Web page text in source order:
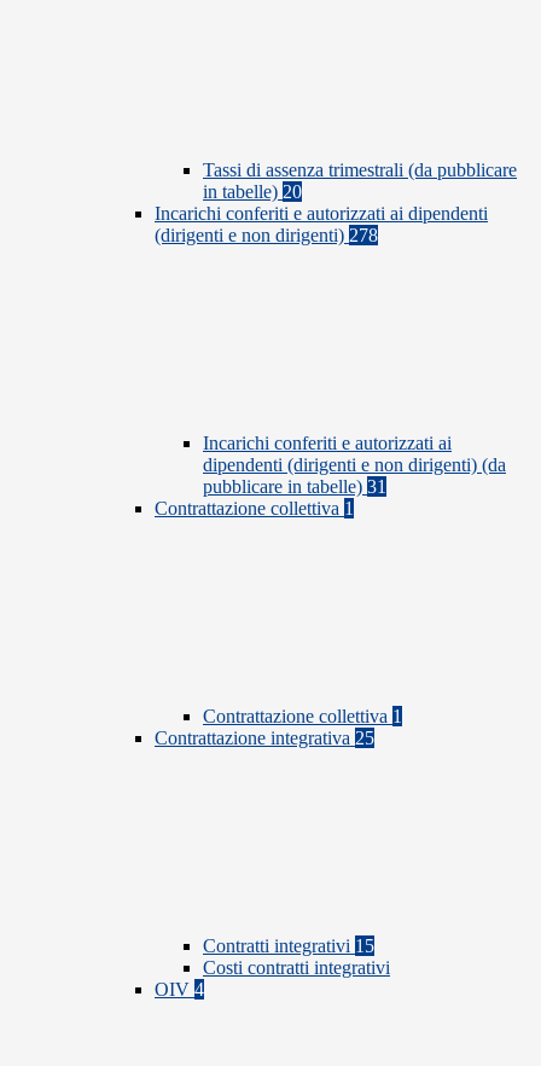
Tassi di assenza trimestrali (da pubblicare
in tabelle) 20
Incarichi conferiti e autorizzati ai dipendenti
(dirigenti e non dirigenti) 278
Incarichi conferiti e autorizzati ai
dipendenti (dirigenti e non dirigenti) (da
pubblicare in tabelle) 31
Contrattazione collettiva 1
Contrattazione collettiva 1
Contrattazione integrativa 25
Contratti integrativi 15
Costi contratti integrativi
OIV 4